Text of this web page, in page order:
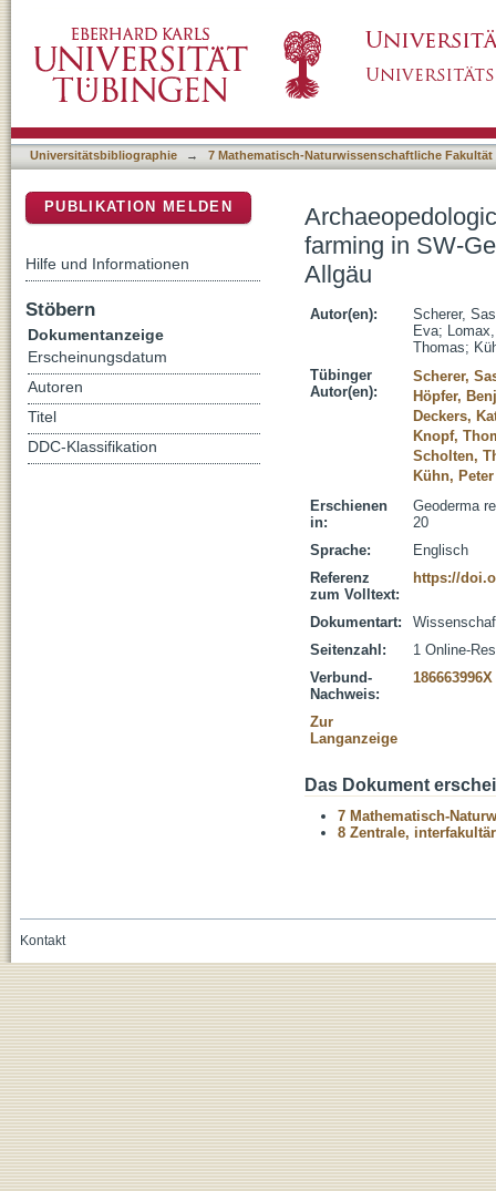
from sedimentary archives in the Western
Universitätsbibliographie → 7 Mathematisch-Naturwissenschaftliche Fakultät
farming in SW-
Allgäu
Autor(en):
Scherer,
Eva;
Thomas;
Tübinger
Autor(en):
Scherer,
Höpfer,
Deckers,
Knopf,
Scholten,
Kühn, Peter
Erschienen
in:
Geoderma
20
Sprache:
Englisch
Referenz
zum Volltext:
https://
Dokumentart:
Seitenzahl:
1 Online-
Verbund-
Nachweis:
186663996X
Zur
Langanzeige
Das Dokument
7 Mathematisch-
8 Zentrale,
PUBLIKATION MELDEN
Hilfe und Informationen
Stöbern
Dokumentanzeige
Erscheinungsdatum
Autoren
Titel
DDC-Klassifikation
Kontakt